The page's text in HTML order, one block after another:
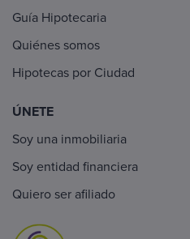
Guía Hipotecaria
Quiénes somos
Hipotecas por Ciudad
ÚNETE
Soy una inmobiliaria
Soy entidad financiera
Quiero ser afiliado